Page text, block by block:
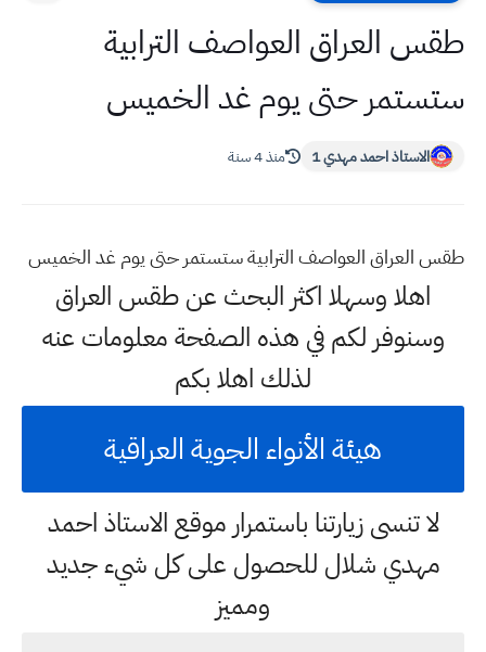
طقس العراق العواصف الترابية
ستستمر حتى يوم غد الخميس
الاستاذ احمد مهدي 1 منذ 4 سنة
طقس العراق العواصف الترابية ستستمر حتى يوم غد الخميس
اهلا وسهلا اكثر البحث عن طقس العراق
وسنوفر لكم في هذه الصفحة معلومات عنه
لذلك اهلا بكم
هيئة الأنواء الجوية العراقية
لا تنسى زيارتنا باستمرار موقع الاستاذ احمد
مهدي شلال للحصول على كل شيء جديد
ومميز